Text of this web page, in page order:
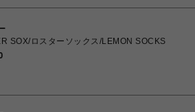
SOX/ロスターソックス/LEMON SOCKS